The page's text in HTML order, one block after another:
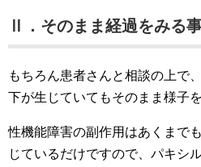
Ⅱ．そのまま経過をみる
もちろん患者さんと相談の上で
下が生じていてもそのまま様子
性機能障害の副作用はあくまで
じているだけですので、パキシ